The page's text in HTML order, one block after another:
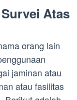
Atas
orang lain
jaminan atau
atau fasilitas